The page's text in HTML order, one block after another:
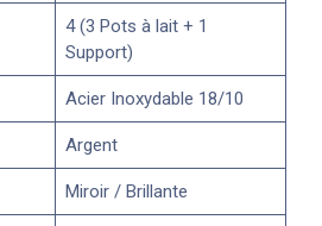
4 (3 Pots à lait + 1
Support)
Acier Inoxydable 18/10
Argent
Miroir / Brillante